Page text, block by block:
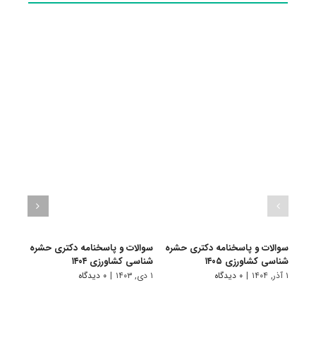
سوالات و پاسخنامه دکتری حشره
شناسی کشاورزی ۱۴۰۵
۱ آذر, ۱۴۰۴ | ۰ دیدگاه
سوالات و پاسخنامه دکتری حشره
شناسی کشاورزی ۱۴۰۴
۱ دی, ۱۴۰۳ | ۰ دیدگاه